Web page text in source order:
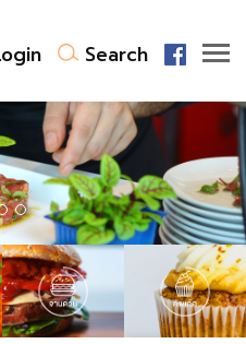
Search